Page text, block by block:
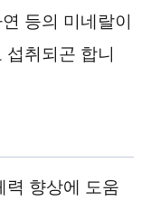
등의 미네랄이
취되곤 합니
력 향상에 도움